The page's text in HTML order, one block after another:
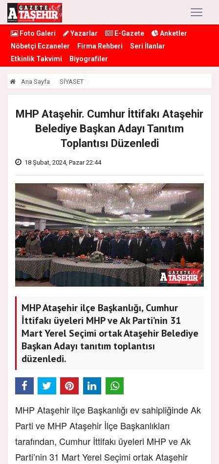
Foto Galeri Yazarlar E-Gazete
Anketler
Nöbetçi Eczaneler
Firma Rehberi
Seri İlanlar
Etkinlik Takvimi
Biyografiler
Ana Sayfa SİYASET
MHP Ataşehir. Cumhur İttifakı Ataşehir
Belediye Başkan Adayı Tanıtım
Toplantısı Düzenledi
18 Şubat, 2024, Pazar 22:44
MHP Ataşehir ilçe Başkanlığı, Cumhur
İttifakı üyeleri MHP ve Ak Parti’nin 31
Mart Yerel Seçimi ortak Ataşehir Belediye
Başkan Adayı tanıtım toplantısı
düzenledi.
MHP Ataşehir ilçe Başkanlığı ev sahipliğinde Ak
Parti ve MHP Ataşehir İlçe Başkanlıkları
tarafından, Cumhur İttifakı üyeleri MHP ve Ak
Parti’nin 31 Mart Yerel Seçimi ortak Ataşehir